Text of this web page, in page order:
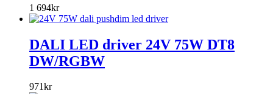
1 694kr
DALI LED driver 24V 75W DT8
DW/RGBW
971kr